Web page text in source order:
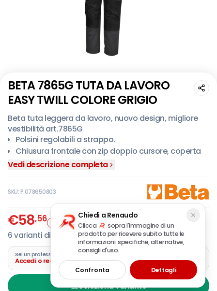
BETA 7865G TUTA DA LAVORO
EASY TWILL COLORE GRIGIO
Beta tuta leggera da lavoro, nuovo design, migliore
vestibilità art.7865G
Polsini regolabili a strappo.
Chiusura frontale con zip doppio cursore, coperta
da patella con chiusura a strappo.
Tasche al petto con chiusura a strappo e taschino
porta penna.
Due profonde tasche anteriori dotate di inserti
porta minuteria con chiusura a strappo.
Tascone laterale sinistro con chiusura a strappo,
dotato di taschino porta cellulare ed inserto porta
badge.
Tasconi posteriori con rinforzi in “Oxford" e chiusura
a strappo.
Tasca porta metro e nastro porta martello.
Vedi descrizione completa
SKU:P.078650803
€58,56 Offerta IVA incl.
6varianti disponibili
Sei un professionista?
Accedi o registra la tua azienda
Seleziona variante
Chiedi a Renaudo
Clicca
sopra l'immagine di un
prodotto per ricevere subito tutte le
informazioni: specifiche, alternative,
consigli d'uso.
Confronta Dettagli